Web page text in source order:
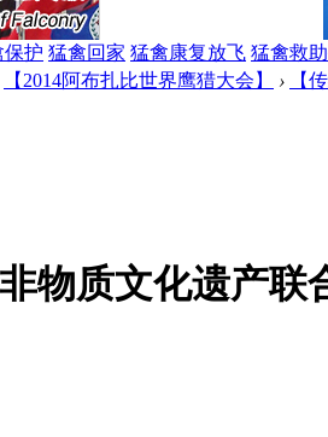
保护 猛禽回家 猛禽康复放飞 猛禽救
【2014阿布扎比世界鹰猎大会】 › 【
物质文化遗产